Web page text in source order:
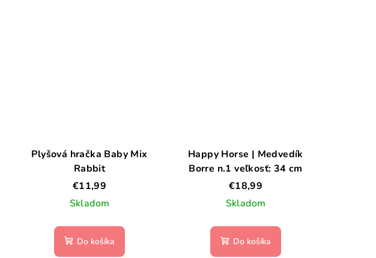
Plyšová hračka Baby Mix
Rabbit
€11,99
Skladom
Do košíka
Happy Horse | Medvedík
Borre n.1 veľkosť: 34 cm
€18,99
Skladom
Do košíka